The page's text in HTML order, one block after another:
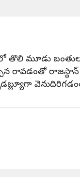
మూడు
రావడంతో